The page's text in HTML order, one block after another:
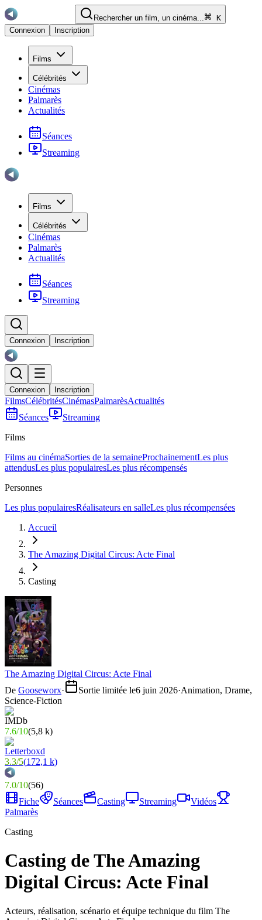
Rechercher un film, un cinéma...
K
Connexion
Inscription
Films
Célébrités
Cinémas
Palmarès
Actualités
Séances
Streaming
Films
Célébrités
Cinémas
Palmarès
Actualités
Séances
Streaming
Connexion Inscription
Connexion Inscription
FilmsCélébritésCinémasPalmarèsActualités
Séances
Streaming
Films
Films au cinémaSorties de la semaineProchainementLes plus
attendusLes plus populairesLes plus récompensés
Personnes
Les plus populairesRéalisateurs en salleLes plus récompensées
Accueil
The Amazing Digital Circus: Acte Final
Casting
The Amazing Digital Circus: Acte Final
De Gooseworx· Sortie limitée le6 juin 2026·Animation, Drame,
Science-Fiction
7.6/10(5,8 k)
3.3/5(172,1 k)
7.0/10(56)
Fiche
Séances Casting Streaming
Vidéos
Palmarès
Casting
Casting de The Amazing
Digital Circus: Acte Final
Acteurs, réalisation, scénario et équipe technique du film The